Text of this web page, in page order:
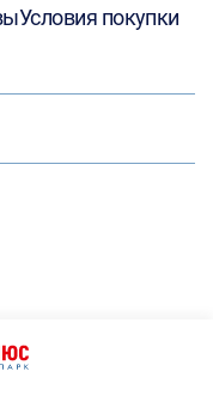
Условия покупки